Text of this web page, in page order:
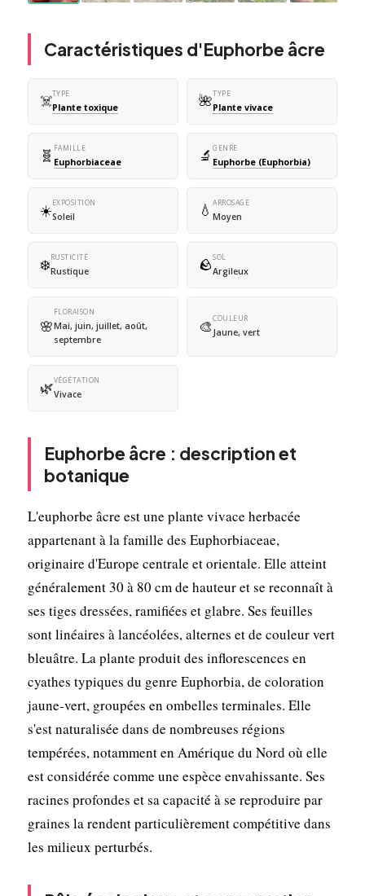
Caractéristiques d'Euphorbe âcre
☠️TYPE
Plante toxique 🌺TYPE
Plante vivace
🧬 FAMILLE
Euphorbiaceae 🔬 GENRE
Euphorbe (Euphorbia)
☀️EXPOSITION
Soleil 💧 ARROSAGE
Moyen
❄️RUSTICITÉ
Rustique 🪨SOL
Argileux
🌸
FLORAISON
Mai, juin, juillet, août,
septembre
🎨COULEUR
Jaune, vert
🌿VÉGÉTATION
Vivace
Euphorbe âcre : description et
botanique
L'euphorbe âcre est une plante vivace herbacée
appartenant à la famille des Euphorbiaceae,
originaire d'Europe centrale et orientale. Elle atteint
généralement 30 à 80 cm de hauteur et se reconnaît à
ses tiges dressées, ramifiées et glabre. Ses feuilles
sont linéaires à lancéolées, alternes et de couleur vert
bleuâtre. La plante produit des inflorescences en
cyathes typiques du genre Euphorbia, de coloration
jaune-vert, groupées en ombelles terminales. Elle
s'est naturalisée dans de nombreuses régions
tempérées, notamment en Amérique du Nord où elle
est considérée comme une espèce envahissante. Ses
racines profondes et sa capacité à se reproduire par
graines la rendent particulièrement compétitive dans
les milieux perturbés.